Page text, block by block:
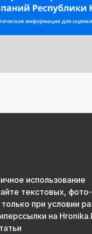
использование
текстовых,
при условии
на